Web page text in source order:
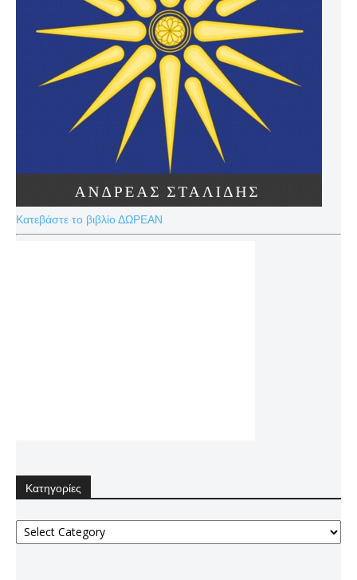
Κατεβάστε το βιβλίο ΔΩΡΕΑΝ
Κατηγορίες
Κατηγορίες